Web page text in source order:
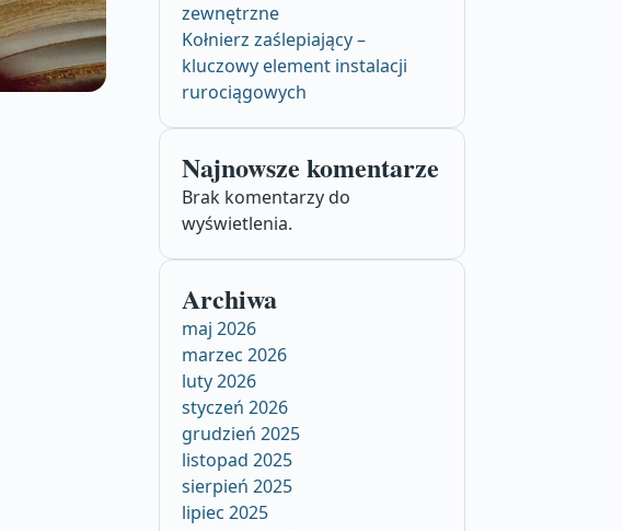
zewnętrzne
Kołnierz zaślepiający –
kluczowy element instalacji
rurociągowych
Najnowsze komentarze
Brak komentarzy do
wyświetlenia.
Archiwa
maj 2026
marzec 2026
luty 2026
styczeń 2026
grudzień 2025
listopad 2025
sierpień 2025
lipiec 2025